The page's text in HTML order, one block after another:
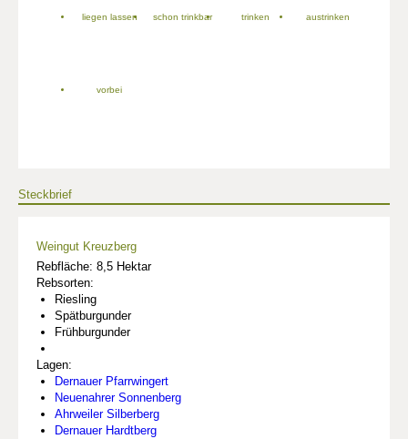
liegen lassen schon trinkbar trinken austrinken
vorbei
Steckbrief
Weingut Kreuzberg
Rebfläche: 8,5 Hektar
Rebsorten:
Riesling
Spätburgunder
Frühburgunder
Lagen:
Dernauer Pfarrwingert
Neuenahrer Sonnenberg
Ahrweiler Silberberg
Dernauer Hardtberg